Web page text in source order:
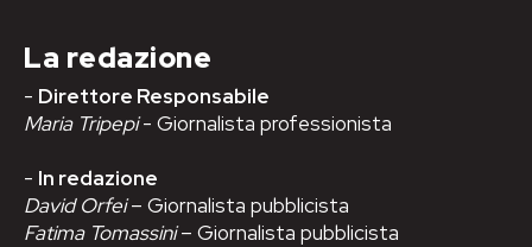
La redazione
- Direttore Responsabile
Maria Tripepi- Giornalista professionista
- In redazione
David Orfei– Giornalista pubblicista
Fatima Tomassini– Giornalista pubblicista